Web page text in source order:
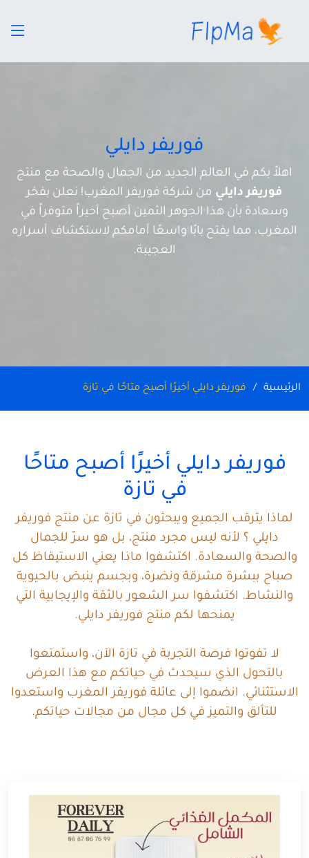
فوريفر دايلي
اهلاً بكم في العالم الجديد من الجمال والصحة مع منتج
فوريفر دايلي من شركة فوريفر المغرب! نعلن بفخر
وسعادة بأن هذا الجوهر الثمين أصبح أخيراً متوفراً في
المغرب، مما يفتح بابًا واسعًا أمامكم لاستكشاف أسراره
العجيبة.
الرئيسية فوريفر دايلي أخيرًا أصبح متاحًا في تازة
فوريفر دايلي أخيرًا أصبح متاحًا
في تازة
لماذا يترقب الجميع ويبحثون في تازة عن منتج فوريفر
دايلي ؟ لأنه ليس مجرد منتج، بل هو سرّ للجمال
والصحة والسعادة. اكتشفوا ماذا يعني الاستيقاظ كل
صباح ببشرة مشرقة ونضرة، وبجسم ينبض بالحيوية
والنشاط. اكتشفوا سر الشعور بالثقة والإيجابية التي
يمنحها لكم منتج فوريفر دايلي.
لا تفوتوا فرصة التجربة في تازة الآن، واستمتعوا
بالتحول الذي سيحدث في حياتكم مع هذا العرض
الاستثنائي. انضموا إلى عائلة فوريفر المغرب واستعدوا
للتألق والتميز في كل مجال من مجالات حياتكم.